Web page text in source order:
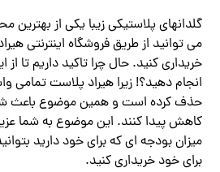
گلدانهای پلاستیکی زیبا یکی از
می توانید از طریق فروشگاه اینترنتی
خریداری کنید. حال چرا تاکید داریم تا
انجام دهید؟! زیرا هیراد پلاست تمامی
حذف کرده است و همین موضوع باعث
کاهش پیدا کنند. این موضوع به شما
میزان بودجه ای که برای خود دارید
برای خود خریداری کنید.